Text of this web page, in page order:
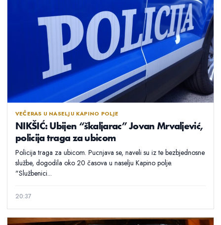
VEČERAS U NASELJU KAPINO POLJE
NIKŠIĆ: Ubijen “škaljarac” Jovan Mrvaljević,
policija traga za ubicom
Policija traga za ubicom. Pucnjava se, naveli su iz te bezbjednosne
službe, dogodila oko 20 časova u naselju Kapino polje.
"Službenici...
20:37